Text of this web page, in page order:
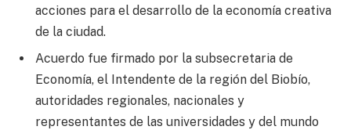
acciones para el desarrollo de la economía creativa
de la ciudad.
Acuerdo fue firmado por la subsecretaria de
Economía, el Intendente de la región del Biobío,
autoridades regionales, nacionales y
representantes de las universidades y del mundo